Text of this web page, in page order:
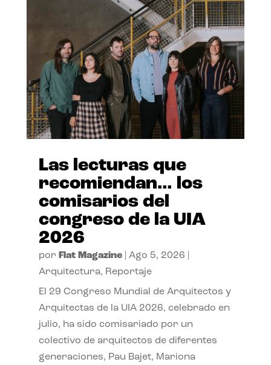
Las lecturas que
recomiendan… los
comisarios del
congreso de la UIA
2026
por Flat Magazine| Ago 5, 2026
Arquitectura, Reportaje
El 29 Congreso Mundial de Arquitectos y
Arquitectas de la UIA 2026, celebrado en
julio, ha sido comisariado por un
colectivo de arquitectos de diferentes
generaciones, Pau Bajet, Mariona